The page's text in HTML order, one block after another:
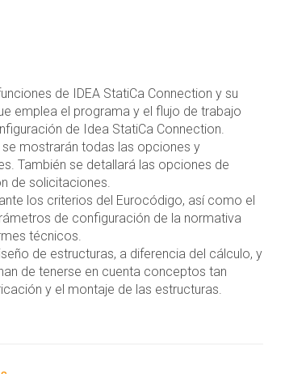
de IDEA StatiCa Connection y su
emplea el programa y el flujo de trabajo
de Idea StatiCa Connection.
mostrarán todas las opciones y
También se detallará las opciones de
de solicitaciones.
los criterios del Eurocódigo, así como el
de configuración de la normativa
técnicos.
de estructuras, a diferencia del cálculo, y
de tenerse en cuenta conceptos tan
y el montaje de las estructuras.